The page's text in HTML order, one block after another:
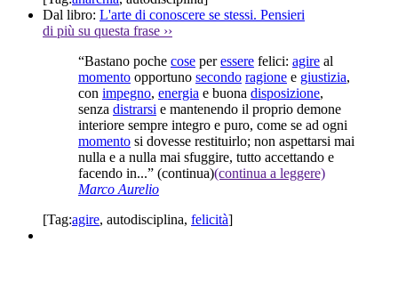
Dal libro: L'arte di conoscere se stessi. Pensieri
di più su questa frase ››
“Bastano poche cose peressere felici: agire al
momento opportuno secondo ragione e giustizia,
con impegno, energia e buona disposizione,
senza distrarsi e mantenendo il proprio demone
interiore sempre integro e puro, come se ad ogni
momento si dovesse restituirlo; non aspettarsi mai
nulla e a nulla mai sfuggire, tutto accettando e
facendo in...” (continua)(continua a leggere)
Marco Aurelio
[Tag:agire, autodisciplina, felicità]